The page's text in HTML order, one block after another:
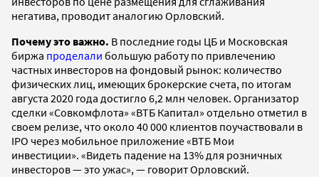
негатива, проводит аналогию Орловский.
Почему это важно. В последние годы ЦБ и Московская
биржа проделали большую работу по привлечению
частных инвесторов на фондовый рынок: количество
физических лиц, имеющих брокерские счета, по итогам
августа 2020 года достигло 6,2 млн человек. Организатор
сделки «Совкомфлота» «ВТБ Капитал» отдельно отметил в
своем релизе, что около 40 000 клиентов поучаствовали в
IPO через мобильное приложение «ВТБ Мои
инвестиции». «Видеть падение на 13% для розничных
инвесторов — это ужас», — говорит Орловский.